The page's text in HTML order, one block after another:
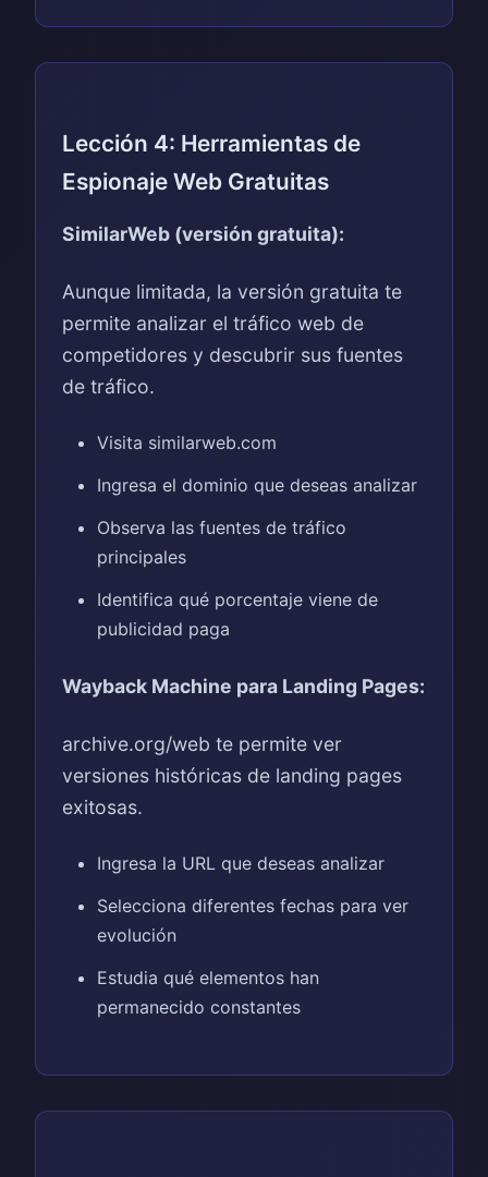
Lección 4: Herramientas de
Espionaje Web Gratuitas
SimilarWeb (versión gratuita):
Aunque limitada, la versión gratuita te
permite analizar el tráfico web de
competidores y descubrir sus fuentes
de tráfico.
Visita similarweb.com
Ingresa el dominio que deseas analizar
Observa las fuentes de tráfico
principales
Identifica qué porcentaje viene de
publicidad paga
Wayback Machine para Landing Pages:
archive.org/web te permite ver
versiones históricas de landing pages
exitosas.
Ingresa la URL que deseas analizar
Selecciona diferentes fechas para ver
evolución
Estudia qué elementos han
permanecido constantes